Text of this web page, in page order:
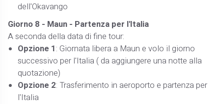
dell'Okavango
Giorno 8 - Maun - Partenza per l'Italia
A seconda della data di fine tour:
Opzione 1: Giornata libera a Maun e volo il giorno
successivo per l'Italia ( da aggiungere una notte alla
quotazione)
Opzione 2: Trasferimento in aeroporto e partenza per
l'Italia